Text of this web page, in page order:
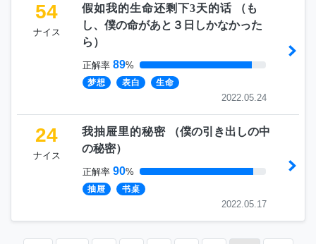
54
ナイス
假如我的生命还剩下3天的话 （ も
し、僕の命があと３日しかなかった
ら ）
正解率 89%
梦想 表白 生命
2022.05.24
24
ナイス
我抽屉里的秘密 （僕の引き出しの中
の秘密）
正解率 90%
抽屉 书桌
2022.05.17